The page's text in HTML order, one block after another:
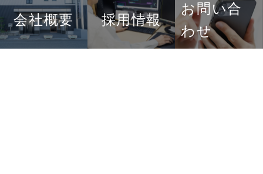
会社概要 採用情報
お問い合
わせ